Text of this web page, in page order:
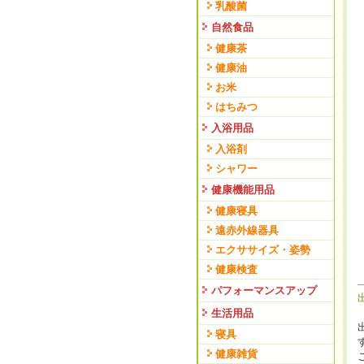
乳酸菌
自然食品
健康茶
健康油
お米
はちみつ
入浴用品
入浴剤
シャワー
健康機能用品
健康寝具
遠赤外線器具
エクササイズ・姿勢
健康検査
パフォーマンスアップ
生活用品
寝具
健康雑貨